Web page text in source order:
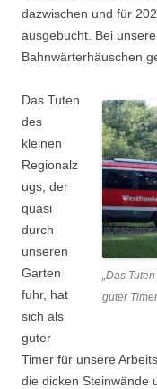
dazwischen und für
ausgebucht. Bei
Bahnwärterhäuschen
„Das
guter
Das Tuten
des
kleinen
Regionalz
ugs, der
quasi
durch
unseren
Garten
fuhr, hat
sich als
guter
Timer für unsere
die dicken Steinwände